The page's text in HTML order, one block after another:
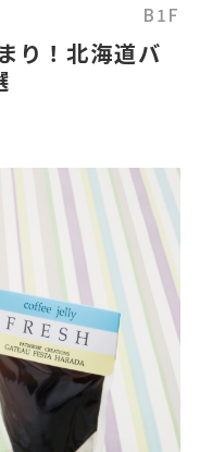
B1F
り！北海道バ